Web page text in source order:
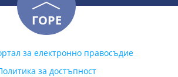
ГОРЕ
за електронно правосъдие
за достъпност